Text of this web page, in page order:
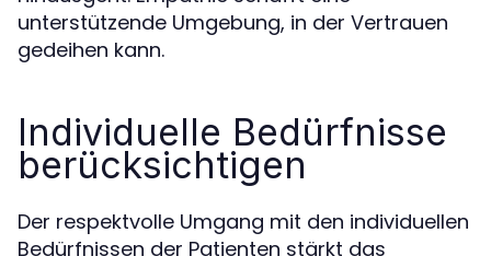
unterstützende Umgebung, in der Vertrauen
gedeihen kann.
Individuelle Bedürfnisse
berücksichtigen
Der respektvolle Umgang mit den individuellen
Bedürfnissen der Patienten stärkt das